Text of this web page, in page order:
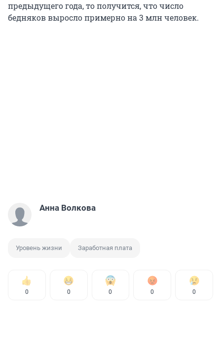
предыдущего года, то получится, что число
бедняков выросло примерно на 3 млн человек.
Анна Волкова
Уровень жизни Заработная плата
0 0 0 0 0